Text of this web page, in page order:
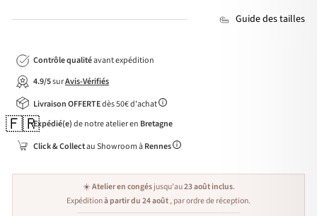
Guide des tailles
Contrôle qualitéavant expédition
4.9/5surAvis-Vérifiés
Livraison OFFERTEdès 50€ d'achat
🇫🇷Expédié(e)de notre atelier en Bretagne
Click & Collectau Showroom àRennes
☀️Atelier en congésjusqu'au23 août inclus.
Expéditionà partir du 24 août, par ordre de réception.